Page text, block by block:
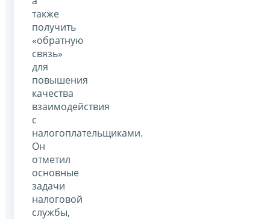
также
получить
«обратную
связь»
для
повышения
качества
взаимодействия
с
налогоплательщиками.
Он
отметил
основные
задачи
налоговой
службы,